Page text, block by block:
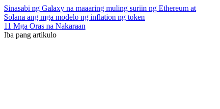
Sinasabi ng Galaxy na maaaring muling suriin ng Ethereum at
Solana ang mga modelo ng inflation ng token
11 Mga Oras na Nakaraan
Iba pang artikulo